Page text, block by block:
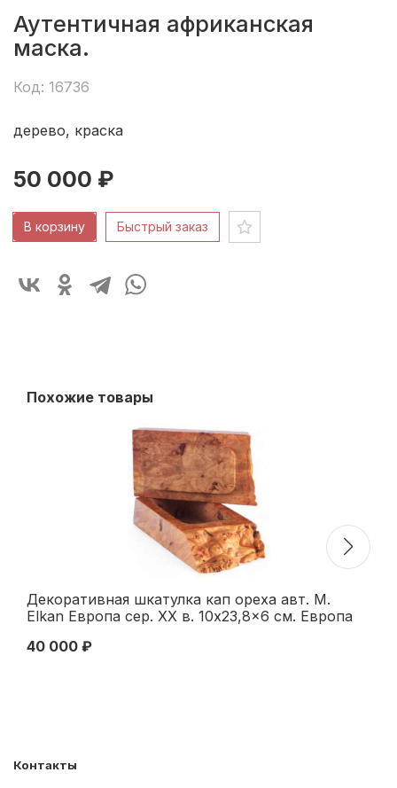
Аутентичная африканская
маска.
Код: 16736
дерево, краска
50 000 ₽
В корзину Быстрый заказ
Похожие товары
Декоративная шкатулка кап ореха авт. M.
Elkan Европа сер. ХХ в. 10x23,8x6 см. Европа
40 000 ₽
Контакты